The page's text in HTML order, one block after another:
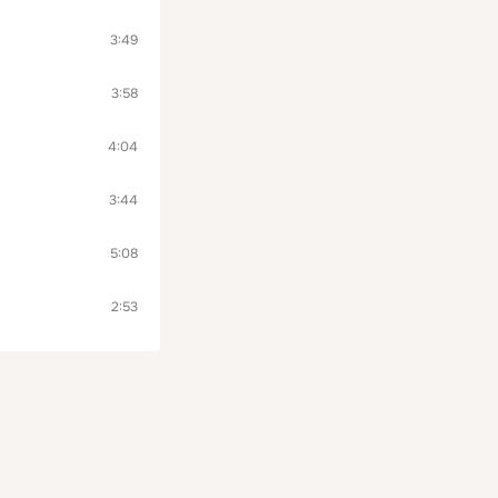
3:49
3:58
4:04
3:44
5:08
2:53